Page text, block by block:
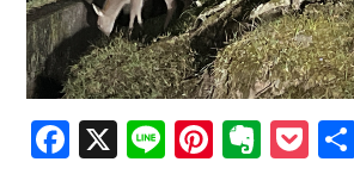
Facebook
X Line